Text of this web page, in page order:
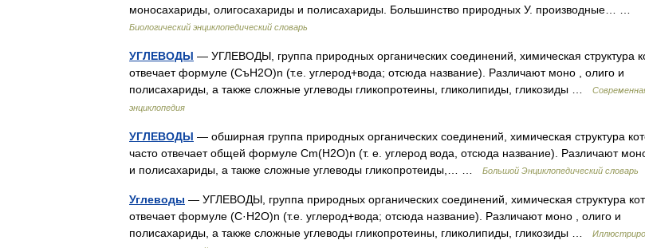
моносахариды, олигосахариды и полисахариды. Большинство природных У. производные… …
Биологический энциклопедический словарь
УГЛЕВОДЫ — УГЛЕВОДЫ, группа природных органических соединений, химическая структура
отвечает формуле (CъH2O)n (т.е. углерод+вода; отсюда название). Различают моно , олиго и
полисахариды, а также сложные углеводы гликопротеины, гликолипиды, гликозиды …
энциклопедия
УГЛЕВОДЫ — обширная группа природных органических соединений, химическая структура
часто отвечает общей формуле Cm(H2O)n (т. е. углерод вода, отсюда название). Различают
и полисахариды, а также сложные углеводы гликопротеиды,… …
Большой Энциклопедический словарь
Углеводы — УГЛЕВОДЫ, группа природных органических соединений, химическая структура
отвечает формуле (C·H2O)n (т.е. углерод+вода; отсюда название). Различают моно , олиго и
полисахариды, а также сложные углеводы гликопротеины, гликолипиды, гликозиды …